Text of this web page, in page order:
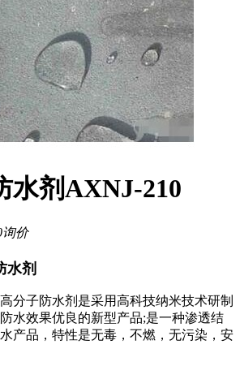
水剂AXNJ-210
询价
水剂
分子防水剂是采用高科技纳米技术研制
水效果优良的新型产品;是一种渗透结
产品，特性是无毒，不燃，无污染，安